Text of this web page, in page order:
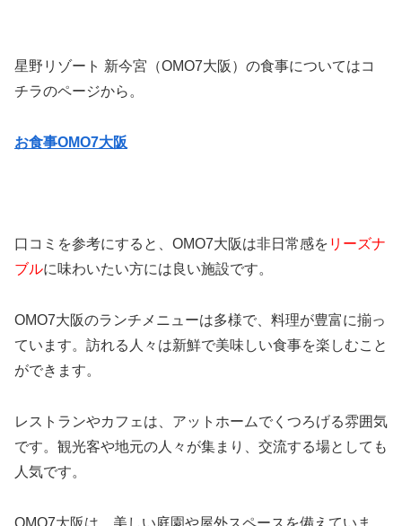
星野リゾート 新今宮（OMO7大阪）の食事についてはコ
チラのページから。
お食事OMO7大阪
口コミを参考にすると、OMO7大阪は非日常感を リーズナ
ブルに味わいたい方には良い施設です。
OMO7大阪のランチメニューは多様で、料理が豊富に揃っ
ています。訪れる人々は新鮮で美味しい食事を楽しむこと
ができます。
レストランやカフェは、アットホームでくつろげる雰囲気
です。観光客や地元の人々が集まり、交流する場としても
人気です。
OMO7大阪は、美しい庭園や屋外スペースを備えていま